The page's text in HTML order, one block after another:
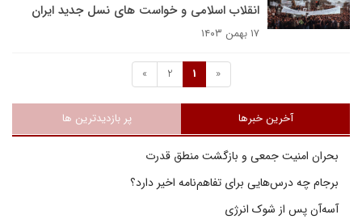
انقلاب اسلامی و خواست های نسل جدید ایران
۱۷ بهمن ۱۴۰۳
«
1
2
»
آخرین خبرها پر بازدیدترین ها
بحران امنیت جمعی و بازگشت منطق قدرت
برجام چه درس‌هایی برای تفاهم‌نامه اخیر دارد؟
آسه‌آن پس از شوک انرژی